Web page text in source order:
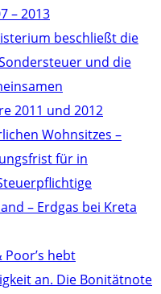
– 2013
beschließt die
und die
2011 und 2012
Wohnsitzes –
für in
– Erdgas bei Kreta
hebt
an. Die Bonitätnote